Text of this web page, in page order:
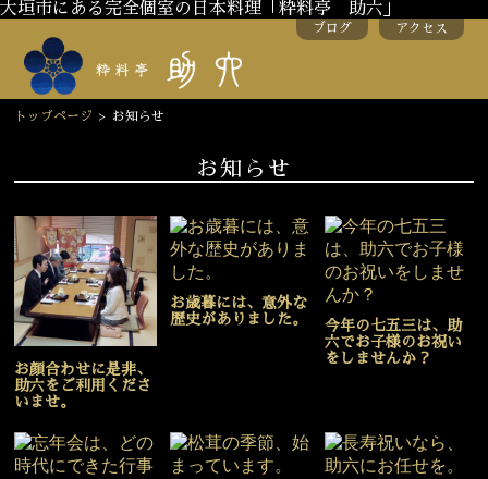
大垣市にある完全個室の日本料理「粋料亭 助六」
ブログ アクセス
トップページ > お知らせ
お知らせ
お顔合わせに是非、
助六をご利用くださ
いませ。
お歳暮には、意外な
歴史がありました。
今年の七五三は、助
六でお子様のお祝い
をしませんか？